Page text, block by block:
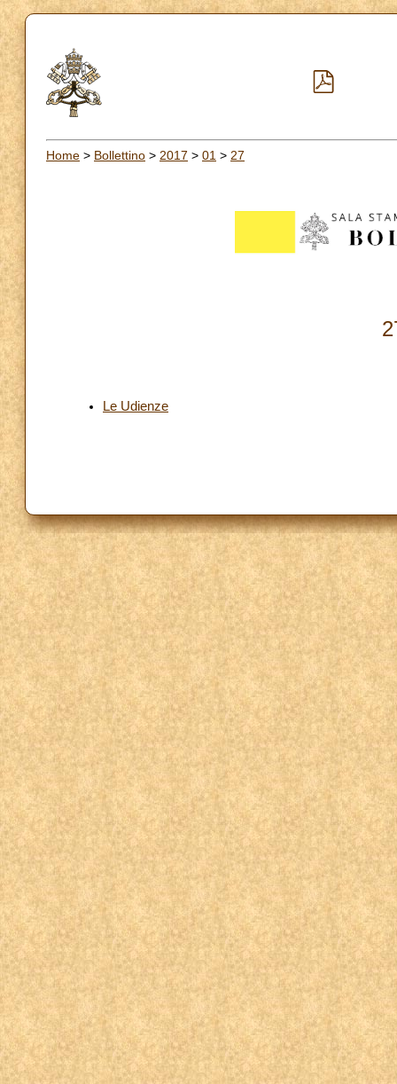
Home > Bollettino > 2017 > 01 > 27
Le Udienze